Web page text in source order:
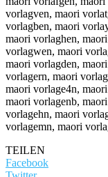
vorlagven, maori
vorlagben, maori
maori vorlaghen,
vorlagwen, maori
maori vorlagden,
vorlagern, maori
maori vorlage4n,
maori vorlagenb,
vorlagehn, maori
vorlagemn, maori
TEILEN
Facebook